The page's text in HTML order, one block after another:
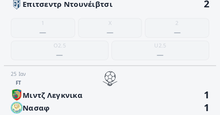
Επιτσεντρ Ντουνέιβτσι 2
1
—
X
—
2
—
O2.5
—
U2.5
—
25 Ιαν
FΤ
Μιντζ Λεγκνικα 1
Νασαφ 1